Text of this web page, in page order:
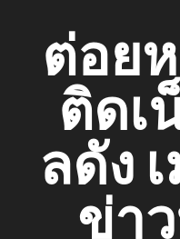
contentต่อย
ติดเ
ลดัง
ข่า